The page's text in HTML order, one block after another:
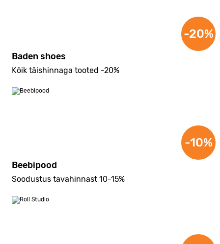
Baden shoes
Kõik täishinnaga tooted -20%
-20%
Beebipood
Soodustus tavahinnast 10-15%
-10%